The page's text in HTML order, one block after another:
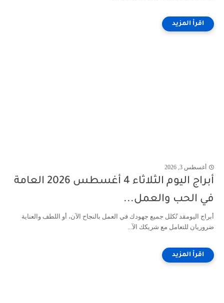
أغسطس 3, 2026
أبراج اليوم الثلاثاء 4 أغسطس 2026 العامة
في الحب والعمل...
أبراج اليومقد تُكلل جميع جهودك في العمل بالنجاح الآن، أو اللطف والعناية
ضروريان للتعامل مع شريكك الآ...